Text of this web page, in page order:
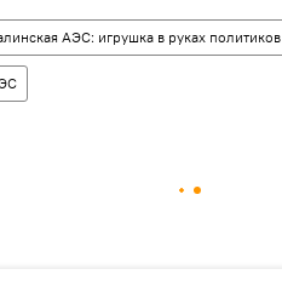
АЭС: игрушка в руках политиков